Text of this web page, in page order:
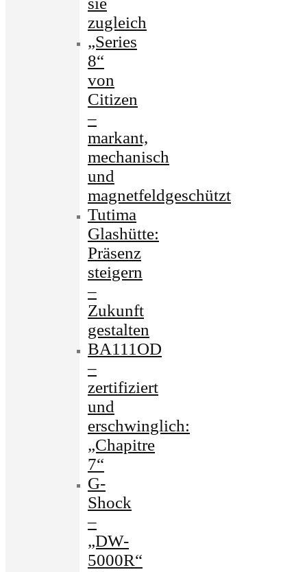
zugleich
„Series
8“
von
Citizen
–
markant,
mechanisch
und
magnetfeldgeschützt
Tutima
Glashütte:
Präsenz
steigern
–
Zukunft
gestalten
BA111OD
–
zertifiziert
und
erschwinglich:
„Chapitre
7“
G-
Shock
–
„DW-
5000R“